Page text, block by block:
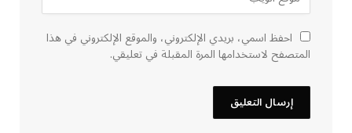
احفظ اسمي، بريدي الإلكتروني، والموقع الإلكتروني في هذا
المتصفح لاستخدامها المرة المقبلة في تعليقي.